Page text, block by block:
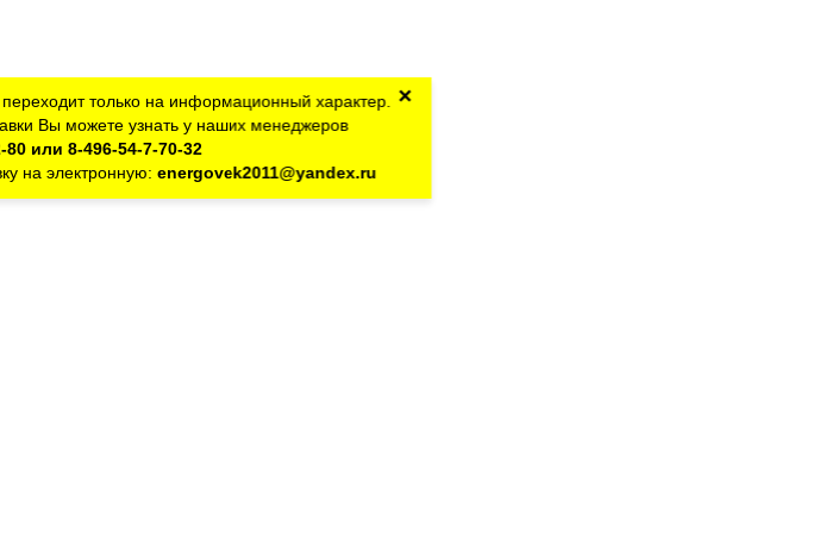
только на информационный характер.
Вы можете узнать у наших менеджеров
80 или 8-496-54-7-70-32
на электронную: energovek2011@yandex.ru
×